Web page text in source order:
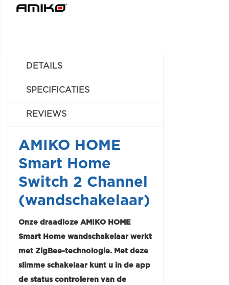
DETAILS
SPECIFICATIES
REVIEWS
AMIKO HOME
Smart Home
Switch 2 Channel
(wandschakelaar)
Onze draadloze AMIKO HOME
Smart Home wandschakelaar werkt
met ZigBee-technologie. Met deze
slimme schakelaar kunt u in de app
de status controleren van de